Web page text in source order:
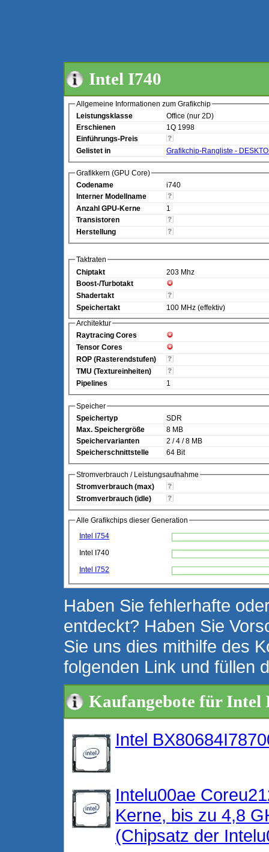
Intel I740
Allgemeine Informationen zum Grafikchip
Leistungsklasse
Office (nur 2D)
Erschienen
1Q 1998
Einführungs-Preis
Gelistet in
Grafikchip-Rangliste -
Grafikkern (GPU Core)
Codename
i740
Interner Modellname
Anzahl GPU-Kerne
1
Transistoren
Herstellung
Taktraten
Chiptakt
203 Mhz
Boost-/Turbotakt
Shadertakt
Speichertakt
100 MHz (effektiv)
Architektur
Raytracing Cores
Tensor Cores
ROP (Rasterendstufen)
TMU (Textureinheiten)
Pipelines
1
Speicher
Speichertyp
SDR
Max. Speichergröße
8 MB
Speichervarianten
2 / 4 / 8 MB
Speicherschnittstelle
64 Bit
Stromverbrauch / Leistungsaufnahme
Stromverbrauch (max)
Stromverbrauch (idle)
Alle Grafikchips dieser Generation
Intel I754
Intel I740
Intel I752
Haben Sie fehlerhafte
entdeckt? Haben Sie
Sie uns dies mithilfe des
folgenden Link und füllen
Kaufangebote für Intel
Intel
Intelu00ae
Kerne, bis zu 4,8
(Chipsatz der